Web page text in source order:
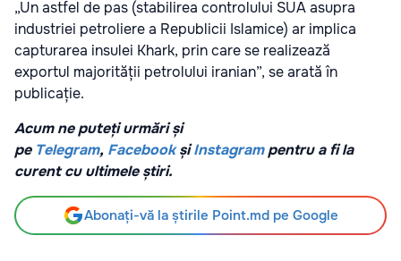
„Un astfel de pas (stabilirea controlului SUA asupra
industriei petroliere a Republicii Islamice) ar implica
capturarea insulei Khark, prin care se realizează
exportul majorității petrolului iranian”, se arată în
publicație.
Acum ne puteți urmări și
pe Telegram, Facebook șiInstagrampentru a fi la
curent cu ultimele știri.
Abonați-vă la știrile Point.md pe Google